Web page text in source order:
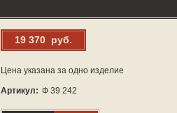
19 370 руб.
Цена указана за одно изделие
Артикул: Ф 39 242